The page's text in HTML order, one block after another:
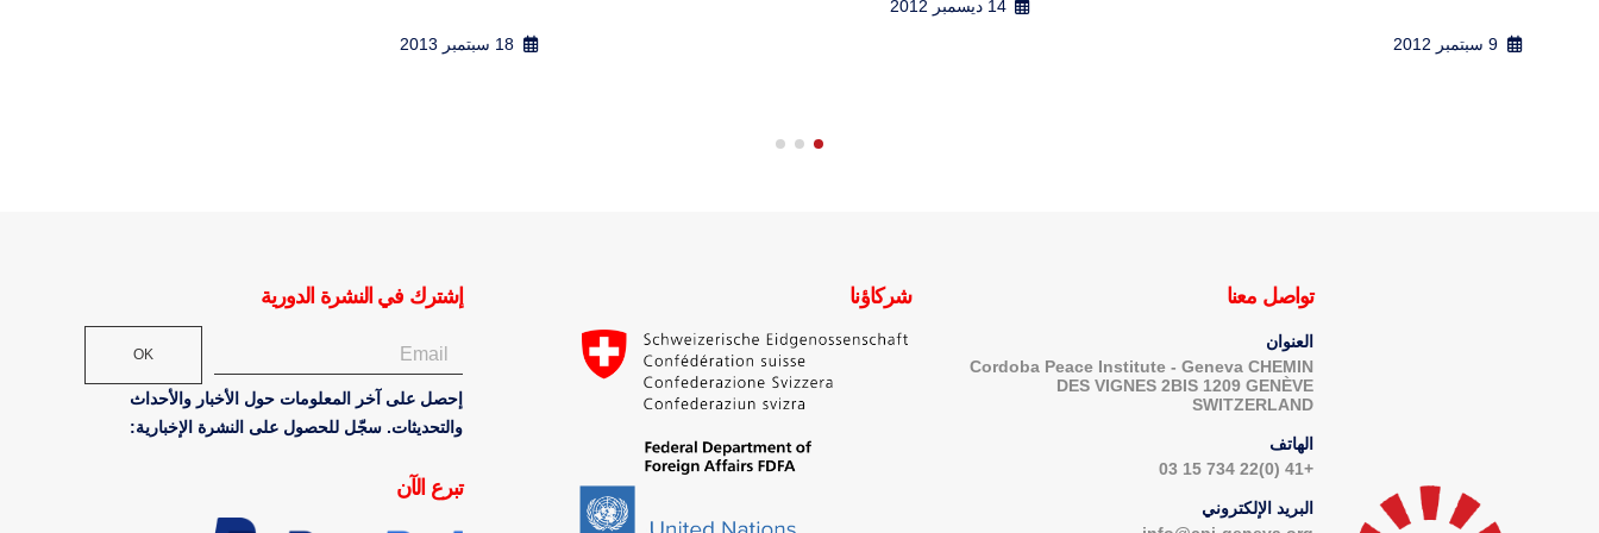
تواصل معنا
العنوان
Cordoba Peace Institute - Geneva CHEMIN
DES VIGNES 2BIS 1209 GENÈVE
SWITZERLAND
الهاتف
+41 (0)22 734 15 03
البريد الإلكتروني
شركاؤنا إشترك في النشرة الدورية
OK
إحصل على آخر المعلومات حول الأخبار والأحداث
والتحديثات. سجّل للحصول على النشرة الإخبارية:
تبرع الآن